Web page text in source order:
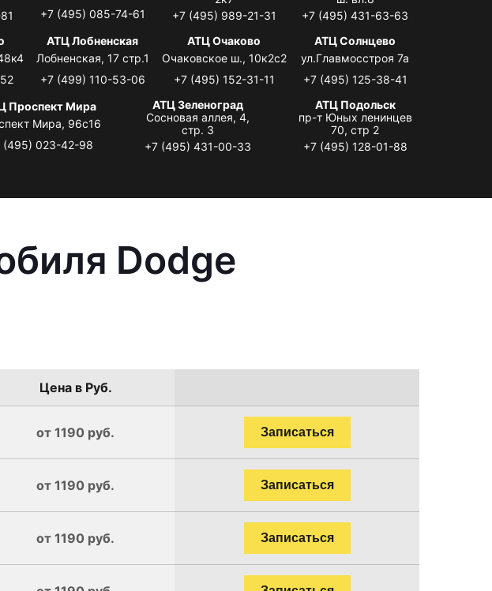
+7 (495) 085-74-61
+7 (495) 989-21-31
+7 (495) 431-63-63
АТЦ Лобненская
Лобненская, 17 стр.1
+7 (499) 110-53-06
АТЦ Очаково
Очаковское ш., 10к2с2
+7 (495) 152-31-11
АТЦ Солнцево
ул.Главмосстроя 7а
+7 (495) 125-38-41
Проспект Мира
Мира, 96с16
(495) 023-42-98
АТЦ Зеленоград
Сосновая аллея, 4,
стр. 3
+7 (495) 431-00-33
АТЦ Подольск
пр-т Юных ленинцев
70, стр 2
+7 (495) 128-01-88
Dodge
Цена в Руб.
от 1190 руб. Записаться
от 1190 руб. Записаться
от 1190 руб. Записаться